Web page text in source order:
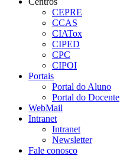
CEPRE
CCAS
CIATox
CIPED
CPC
CIPOI
Portais
Portal do Aluno
Portal do Docente
WebMail
Intranet
Intranet
Newsletter
Fale conosco